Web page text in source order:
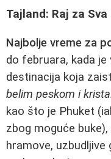
Tajland: Raj za Sva
Najbolje vreme za
do februara, kada
destinacija koja
belim peskom i
kao što je Phuket
zbog moguće
hramove, uzbudljive